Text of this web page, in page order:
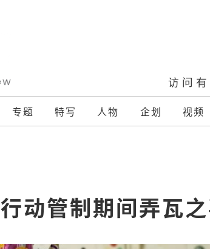
访问
专题 特写 人物 企划 视频
行动管制期间弄瓦